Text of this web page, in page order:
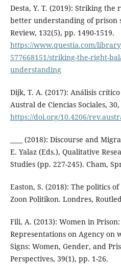
Desta, Y. T. (2019): Striking
better understanding of prison
Review, 132(5), pp. 1490-1519.
https://www.questia.com/
577668151/striking-the-right-
understanding
Dijk, T. A. (2017): Análisis
Austral de Ciencias Sociales,
https://doi.org/10.4206/
____ (2018): Discourse and
E. Yalaz (Eds.), Qualitative
Studies (pp. 227-245). Cham,
Easton, S. (2018): The politics
Zoon Politikon. Londres,
Fili, A. (2013): Women in
Representations on Agency on
Signs: Women, Gender, and
Perspectives, 39(1), pp. 1-26.